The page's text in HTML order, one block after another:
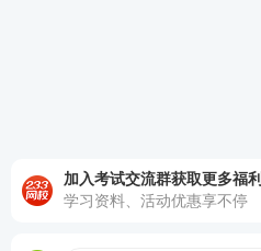
加入考试交流群获取更多福利
学习资料、活动优惠享不停